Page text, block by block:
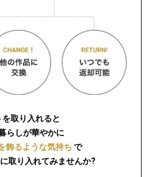
を取り入れると
らしが華やかに
飾るような気持ち で
取り入れてみませんか?